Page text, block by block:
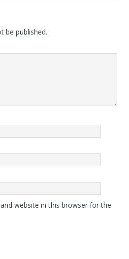
be published.
website in this browser for the